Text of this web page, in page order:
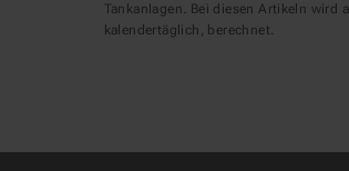
Tankanlagen. Bei diesen Artikeln
kalendertäglich, berechnet.